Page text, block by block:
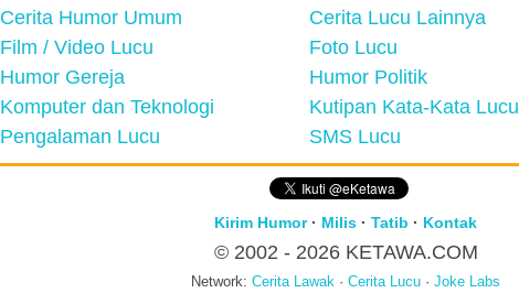
Cerita Humor Umum Cerita Lucu Lainnya
Film / Video Lucu Foto Lucu
Humor Gereja Humor Politik
Komputer dan Teknologi Kutipan Kata-Kata Lucu
Pengalaman Lucu SMS Lucu
Kirim Humor· Milis · Tatib · Kontak
© 2002 - 2026 KETAWA.COM
Network: Cerita Lawak · Cerita Lucu · Joke Labs